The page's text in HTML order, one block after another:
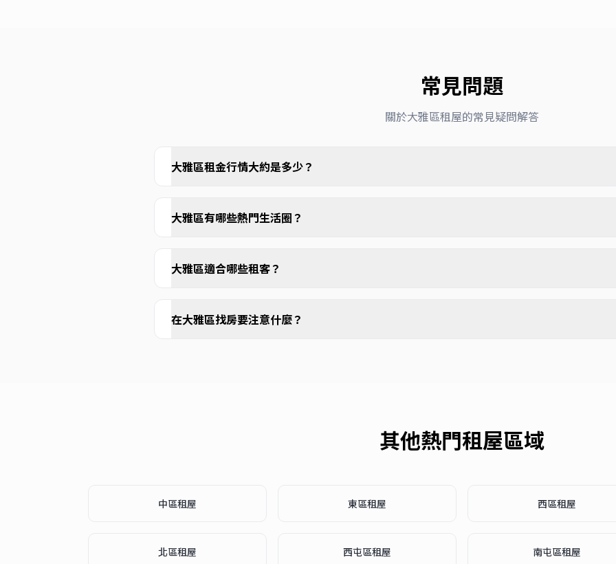
常見問題
關於大雅區租屋的常見疑問解答
大雅區租金行情大約是多少？
大雅區有哪些熱門生活圈？
大雅區適合哪些租客？
在大雅區找房要注意什麼？
其他熱門租屋區域
中區租屋 東區租屋 西區租屋
北區租屋 西屯區租屋 南屯區租屋